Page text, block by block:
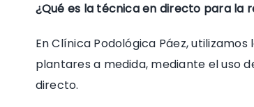
¿Qué es la técnica en directo para la
En Clínica Podológica Páez,
plantares a medida, mediante el uso
directo.